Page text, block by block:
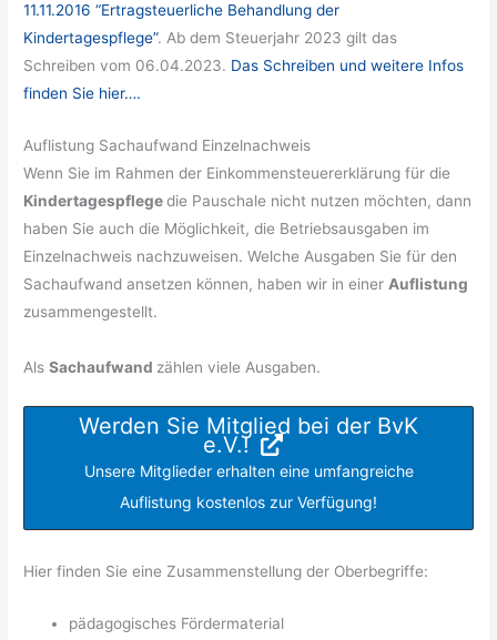
11.11.2016 “Ertragsteuerliche Behandlung der
Kindertagespflege”. Ab dem Steuerjahr 2023 gilt das
Schreiben vom 06.04.2023. Das Schreiben und weitere Infos
finden Sie hier….
Auflistung Sachaufwand Einzelnachweis
Wenn Sie im Rahmen der Einkommensteuererklärung für die
Kindertagespflegedie Pauschale nicht nutzen möchten, dann
haben Sie auch die Möglichkeit, die Betriebsausgaben im
Einzelnachweis nachzuweisen. Welche Ausgaben Sie für den
Sachaufwand ansetzen können, haben wir in einerAuflistung
zusammengestellt.
AlsSachaufwand zählen viele Ausgaben.
Werden Sie Mitglied bei der BvK
e.V.!
Unsere Mitglieder erhalten eine umfangreiche
Auflistung kostenlos zur Verfügung!
Hier finden Sie eine Zusammenstellung der Oberbegriffe:
pädagogisches Fördermaterial